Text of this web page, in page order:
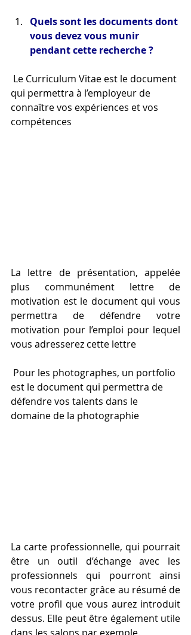
Quels sont les documents dont
vous devez vous munir
pendant cette recherche ?
qui permettra à l’employeur de
connaître vos expériences et vos
compétences
La lettre de présentation, appelée
plus communément lettre de
motivation est le document qui vous
permettra de défendre votre
motivation pour l’emploi pour lequel
vous adresserez cette lettre
est le document qui permettra de
défendre vos talents dans le
domaine de la photographie
La carte professionnelle, qui pourrait
être un outil d’échange avec les
professionnels qui pourront ainsi
vous recontacter grâce au résumé de
votre profil que vous aurez introduit
dessus. Elle peut être également utile